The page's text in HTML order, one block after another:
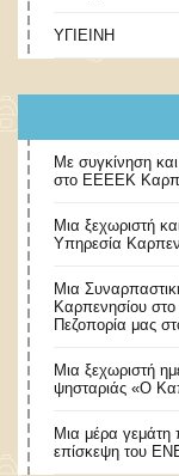
ΥΓΙΕΙΝΗ
Με συγκίνηση
στο ΕΕΕΕΚ
Μια ξεχωριστή
Υπηρεσία
Μια
Καρπενησίου στο
Πεζοπορία μας
​Μια ξεχωριστή
ψησταριάς «Ο
Μια μέρα γεμάτη
επίσκεψη του